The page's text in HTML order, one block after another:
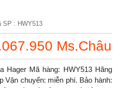
SP : HWY513
Ms.Châu
Hager Mã hàng: HWY513 Hãng
Vận chuyển: miễn phí. Bảo hành: